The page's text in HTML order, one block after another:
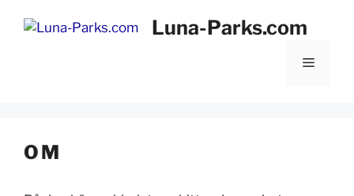
Luna-Parks.com
Meny
OM